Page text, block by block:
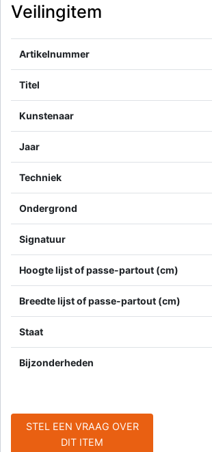
Veilingitem
Artikelnummer
Titel
Kunstenaar
Jaar
Techniek
Ondergrond
Signatuur
Hoogte lijst of passe-partout (cm)
Breedte lijst of passe-partout (cm)
Staat
Bijzonderheden
STEL EEN VRAAG OVER
DIT ITEM